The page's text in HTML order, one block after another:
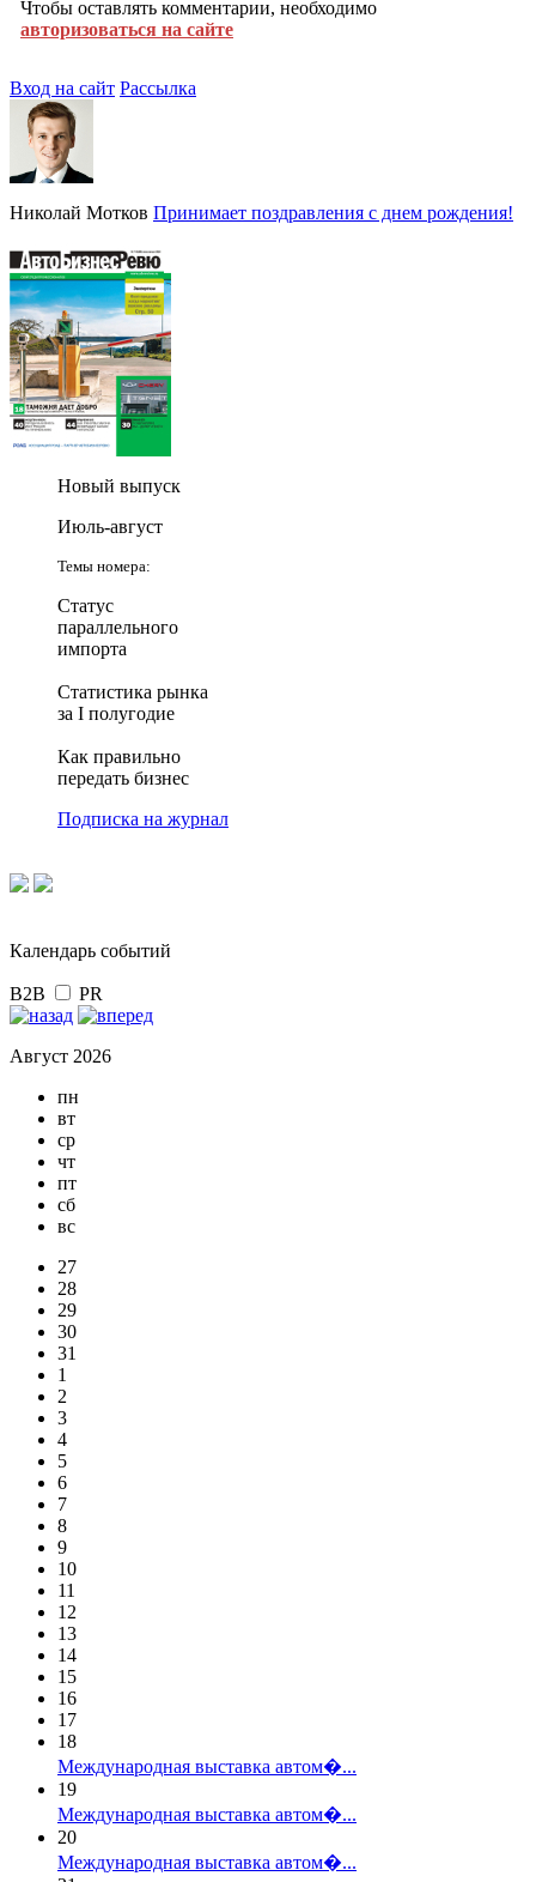
Чтобы оставлять комментарии, необходимо
авторизоваться на сайте
Вход на сайт Рассылка
Николай Мотков Принимает поздравления с днем рождения!
Новый выпуск
Июль-август
Темы номера:
Статус
параллельного
импорта
Статистика рынка
за I полугодие
Как правильно
передать бизнес
Подписка на журнал
Календарь событий
B2B PR
Август 2026
пн
вт
ср
чт
пт
сб
вс
27
28
29
30
31
1
2
3
4
5
6
7
8
9
10
11
12
13
14
15
16
17
18
Международная выставка автом�...
19
Международная выставка автом�...
20
Международная выставка автом�...